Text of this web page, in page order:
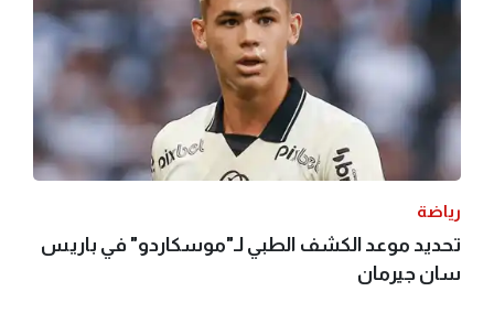
رياضة
تحديد موعد الكشف الطبي لـ"موسكاردو" في باريس
سان جيرمان